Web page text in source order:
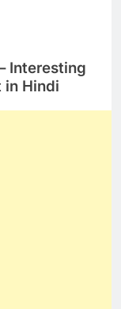
– Interesting
in Hindi